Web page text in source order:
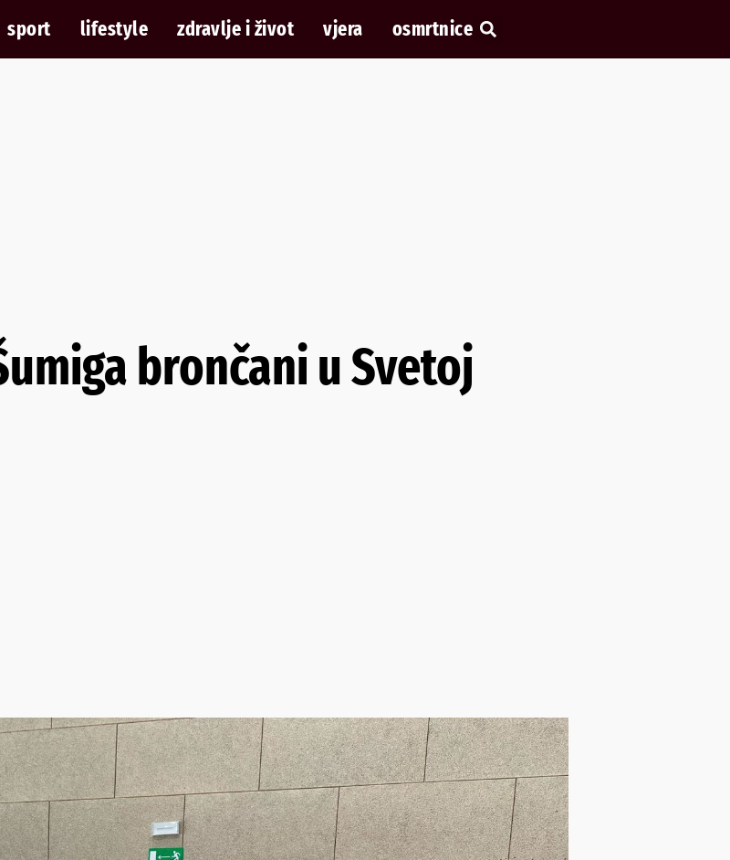
sport lifestyle zdravlje i život vjera osmrtnice
brončani u Svetoj